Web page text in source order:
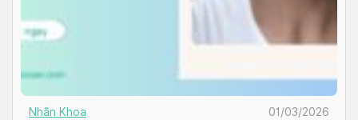
Nhãn Khoa 01/03/2026